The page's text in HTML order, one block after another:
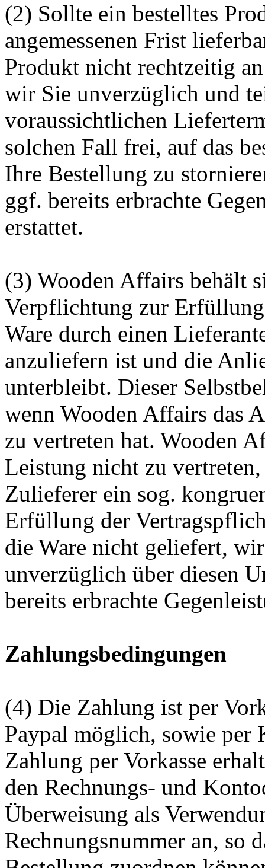
(2) Sollte ein bestelltes
angemessenen Frist
Produkt nicht rechtzeitig
wir Sie unverzüglich und
voraussichtlichen
solchen Fall frei, auf das
Ihre Bestellung zu
ggf. bereits erbrachte
erstattet.
(3) Wooden Affairs behält
Verpflichtung zur Erfüllung
Ware durch einen
anzuliefern ist und die
unterbleibt. Dieser
wenn Wooden Affairs das
zu vertreten hat. Wooden
Leistung nicht zu
Zulieferer ein sog.
Erfüllung der
die Ware nicht geliefert,
unverzüglich über diesen
bereits erbrachte
Zahlungsbedingungen
(4) Die Zahlung ist per
Paypal möglich, sowie per
Zahlung per Vorkasse
den Rechnungs- und
Überweisung als
Rechnungsnummer an, so